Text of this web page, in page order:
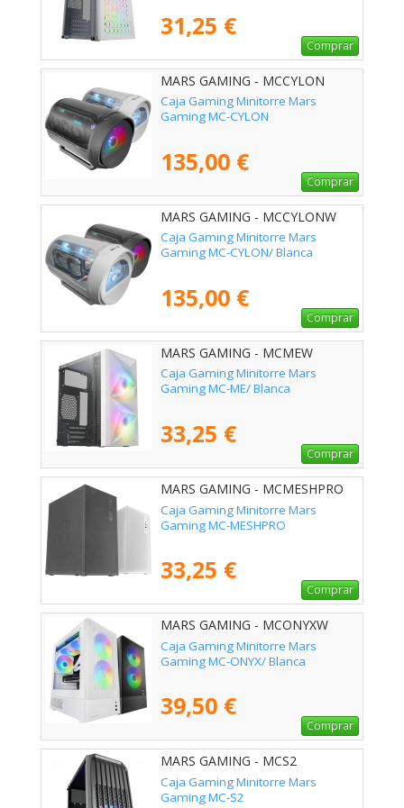
31,25 €
Comprar
MARS GAMING - MCCYLON
Caja Gaming Minitorre Mars
Gaming MC-CYLON
135,00 €
Comprar
MARS GAMING - MCCYLONW
Caja Gaming Minitorre Mars
Gaming MC-CYLON/ Blanca
135,00 €
Comprar
MARS GAMING - MCMEW
Caja Gaming Minitorre Mars
Gaming MC-ME/ Blanca
33,25 €
Comprar
MARS GAMING - MCMESHPRO
Caja Gaming Minitorre Mars
Gaming MC-MESHPRO
33,25 €
Comprar
MARS GAMING - MCONYXW
Caja Gaming Minitorre Mars
Gaming MC-ONYX/ Blanca
39,50 €
Comprar
MARS GAMING - MCS2
Caja Gaming Minitorre Mars
Gaming MC-S2